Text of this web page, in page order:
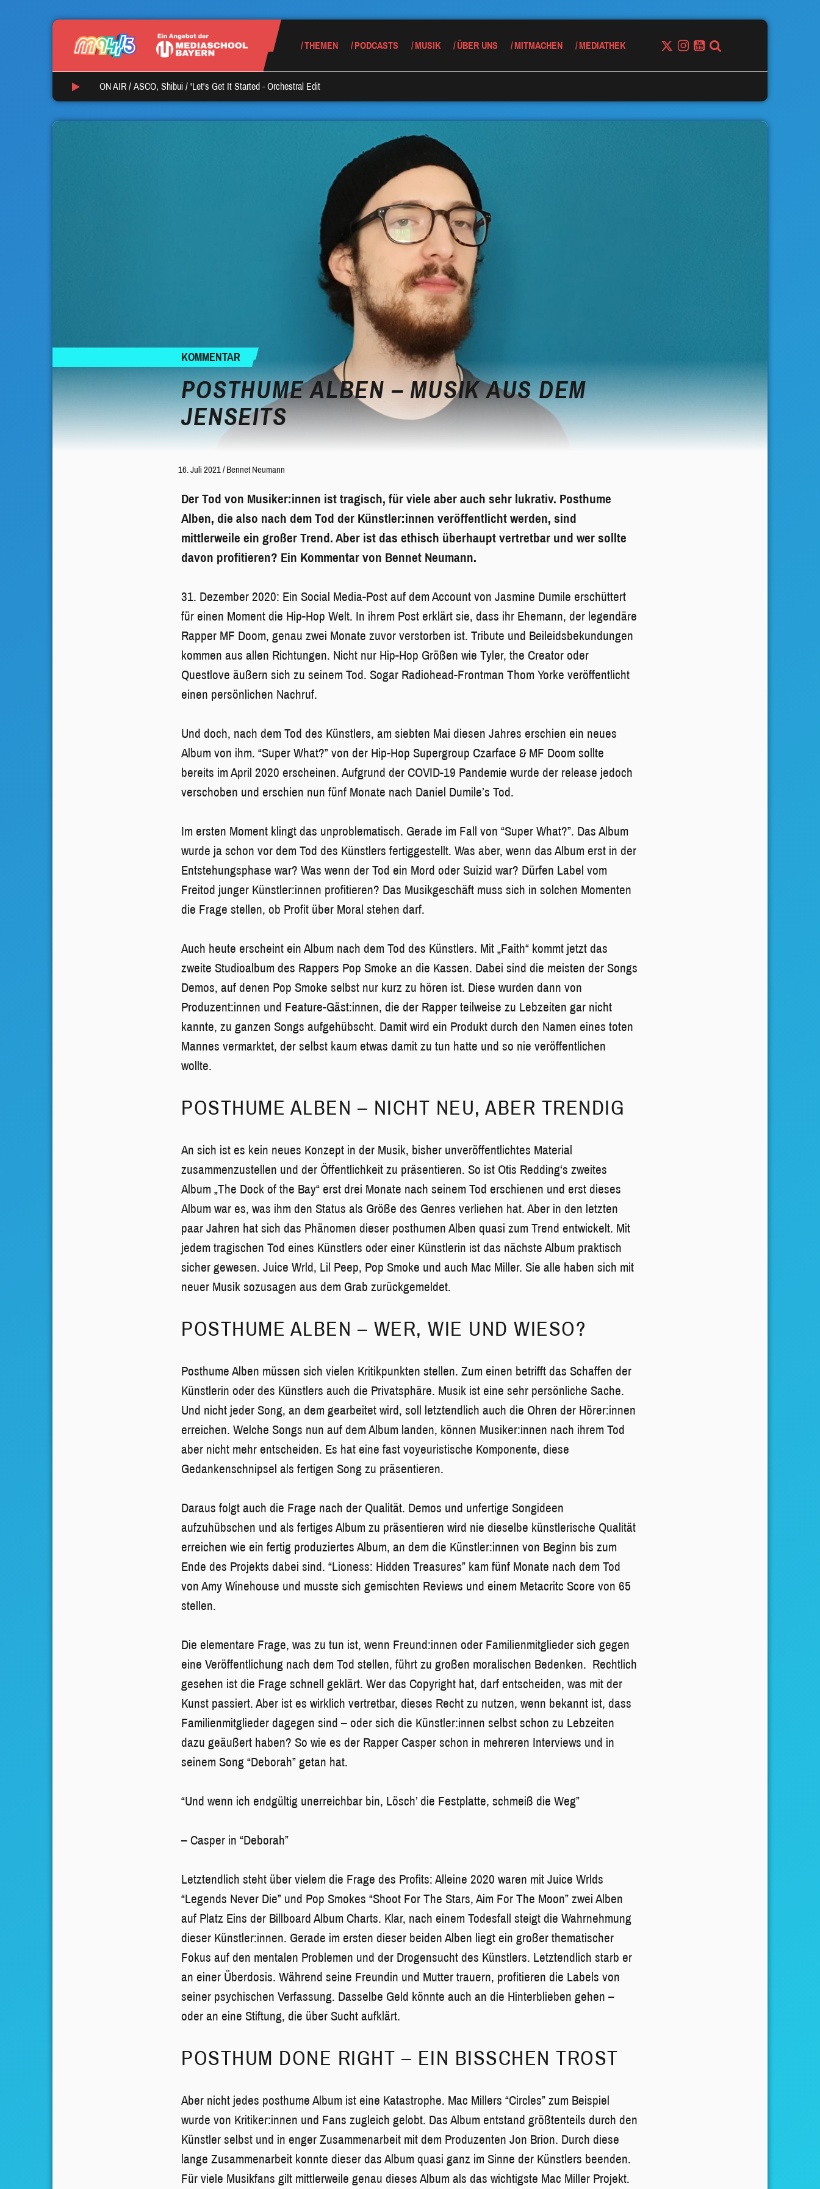
THEMEN PODCASTS MUSIK ÜBER UNS MITMACHEN MEDIATHEK
ON AIR / ASCO, Shibui / 'Let's Get It Started - Orchestral Edit
KOMMENTAR
POSTHUME ALBEN – MUSIK AUS DEM
JENSEITS
16. Juli 2021 /Bennet Neumann
Der Tod von Musiker:innen ist tragisch, für viele aber auch sehr lukrativ. Posthume
Alben, die also nach dem Tod der Künstler:innen veröffentlicht werden, sind
mittlerweile ein großer Trend. Aber ist das ethisch überhaupt vertretbar und wer sollte
davon profitieren? Ein Kommentar von Bennet Neumann.
31. Dezember 2020: Ein Social Media-Post auf dem Account von Jasmine Dumile erschüttert
für einen Moment die Hip-Hop Welt. In ihrem Post erklärt sie, dass ihr Ehemann, der legendäre
Rapper MF Doom, genau zwei Monate zuvor verstorben ist. Tribute und Beileidsbekundungen
kommen aus allen Richtungen. Nicht nur Hip-Hop Größen wie Tyler, the Creator oder
Questlove äußern sich zu seinem Tod. Sogar Radiohead-Frontman Thom Yorke veröffentlicht
einen persönlichen Nachruf.
Und doch, nach dem Tod des Künstlers, am siebten Mai diesen Jahres erschien ein neues
Album von ihm. “Super What?” von der Hip-Hop Supergroup Czarface & MF Doom sollte
bereits im April 2020 erscheinen. Aufgrund der COVID-19 Pandemie wurde der release jedoch
verschoben und erschien nun fünf Monate nach Daniel Dumile’s Tod.
Im ersten Moment klingt das unproblematisch. Gerade im Fall von “Super What?”. Das Album
wurde ja schon vor dem Tod des Künstlers fertiggestellt. Was aber, wenn das Album erst in der
Entstehungsphase war? Was wenn der Tod ein Mord oder Suizid war? Dürfen Label vom
Freitod junger Künstler:innen profitieren? Das Musikgeschäft muss sich in solchen Momenten
die Frage stellen, ob Profit über Moral stehen darf.
Auch heute erscheint ein Album nach dem Tod des Künstlers. Mit „Faith“ kommt jetzt das
zweite Studioalbum des Rappers Pop Smoke an die Kassen. Dabei sind die meisten der Songs
Demos, auf denen Pop Smoke selbst nur kurz zu hören ist. Diese wurden dann von
Produzent:innen und Feature-Gäst:innen, die der Rapper teilweise zu Lebzeiten gar nicht
kannte, zu ganzen Songs aufgehübscht. Damit wird ein Produkt durch den Namen eines toten
Mannes vermarktet, der selbst kaum etwas damit zu tun hatte und so nie veröffentlichen
wollte.
POSTHUME ALBEN – NICHT NEU, ABER TRENDIG
An sich ist es kein neues Konzept in der Musik, bisher unveröffentlichtes Material
zusammenzustellen und der Öffentlichkeit zu präsentieren. So ist Otis Redding‘s zweites
Album „The Dock of the Bay“ erst drei Monate nach seinem Tod erschienen und erst dieses
Album war es, was ihm den Status als Größe des Genres verliehen hat. Aber in den letzten
paar Jahren hat sich das Phänomen dieser posthumen Alben quasi zum Trend entwickelt. Mit
jedem tragischen Tod eines Künstlers oder einer Künstlerin ist das nächste Album praktisch
sicher gewesen. Juice Wrld, Lil Peep, Pop Smoke und auch Mac Miller. Sie alle haben sich mit
neuer Musik sozusagen aus dem Grab zurückgemeldet.
POSTHUME ALBEN – WER, WIE UND WIESO?
Posthume Alben müssen sich vielen Kritikpunkten stellen. Zum einen betrifft das Schaffen der
Künstlerin oder des Künstlers auch die Privatsphäre. Musik ist eine sehr persönliche Sache.
Und nicht jeder Song, an dem gearbeitet wird, soll letztendlich auch die Ohren der Hörer:innen
erreichen. Welche Songs nun auf dem Album landen, können Musiker:innen nach ihrem Tod
aber nicht mehr entscheiden. Es hat eine fast voyeuristische Komponente, diese
Gedankenschnipsel als fertigen Song zu präsentieren.
Daraus folgt auch die Frage nach der Qualität. Demos und unfertige Songideen
aufzuhübschen und als fertiges Album zu präsentieren wird nie dieselbe künstlerische Qualität
erreichen wie ein fertig produziertes Album, an dem die Künstler:innen von Beginn bis zum
Ende des Projekts dabei sind. “Lioness: Hidden Treasures” kam fünf Monate nach dem Tod
von Amy Winehouse und musste sich gemischten Reviews und einem Metacritc Score von 65
stellen.
Die elementare Frage, was zu tun ist, wenn Freund:innen oder Familienmitglieder sich gegen
eine Veröffentlichung nach dem Tod stellen, führt zu großen moralischen Bedenken. Rechtlich
gesehen ist die Frage schnell geklärt. Wer das Copyright hat, darf entscheiden, was mit der
Kunst passiert. Aber ist es wirklich vertretbar, dieses Recht zu nutzen, wenn bekannt ist, dass
Familienmitglieder dagegen sind – oder sich die Künstler:innen selbst schon zu Lebzeiten
dazu geäußert haben? So wie es der Rapper Casper schon in mehreren Interviews und in
seinem Song “Deborah” getan hat.
“Und wenn ich endgültig unerreichbar bin, Lösch’ die Festplatte, schmeiß die Weg”
– Casper in “Deborah”
Letztendlich steht über vielem die Frage des Profits: Alleine 2020 waren mit Juice Wrlds
“Legends Never Die” und Pop Smokes “Shoot For The Stars, Aim For The Moon” zwei Alben
auf Platz Eins der Billboard Album Charts. Klar, nach einem Todesfall steigt die Wahrnehmung
dieser Künstler:innen. Gerade im ersten dieser beiden Alben liegt ein großer thematischer
Fokus auf den mentalen Problemen und der Drogensucht des Künstlers. Letztendlich starb er
an einer Überdosis. Während seine Freundin und Mutter trauern, profitieren die Labels von
seiner psychischen Verfassung. Dasselbe Geld könnte auch an die Hinterblieben gehen –
oder an eine Stiftung, die über Sucht aufklärt.
POSTHUM DONE RIGHT – EIN BISSCHEN TROST
Aber nicht jedes posthume Album ist eine Katastrophe. Mac Millers “Circles” zum Beispiel
wurde von Kritiker:innen und Fans zugleich gelobt. Das Album entstand größtenteils durch den
Künstler selbst und in enger Zusammenarbeit mit dem Produzenten Jon Brion. Durch diese
lange Zusammenarbeit konnte dieser das Album quasi ganz im Sinne der Künstlers beenden.
Für viele Musikfans gilt mittlerweile genau dieses Album als das wichtigste Mac Miller Projekt.